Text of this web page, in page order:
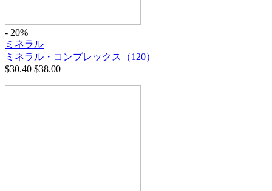
- 20%
ミネラル
ミネラル・コンプレックス（120）
$30.40 $38.00